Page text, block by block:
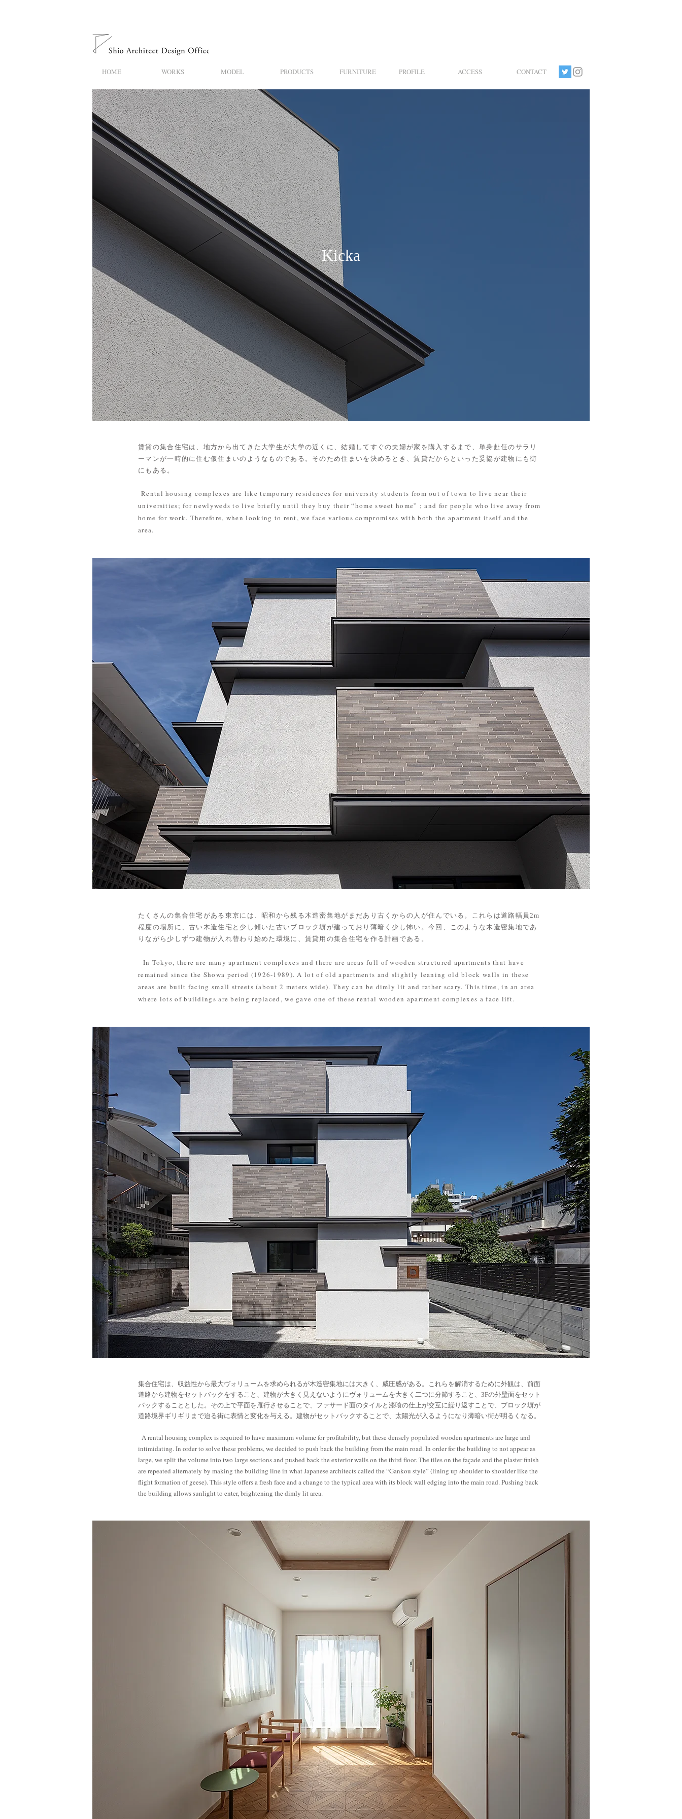
HOME WORKS MODEL PRODUCTS FURNITURE PROFILE ACCESS CONTACT
Kicka
賃貸の集合住宅は、地方から出てきた大学生が大学の近くに、結婚してすぐの夫婦が家を購入するまで、単身赴任のサラリ
ーマンが一時的に住む仮住まいのようなものである。そのため住まいを決めるとき、賃貸だからといった妥協が建物にも街
にもある。
Rental housing complexes are like temporary residences for university students from out of town to live near their
universities; for newlyweds to live briefly until they buy their “home sweet home” ; and for people who live away from
home for work. Therefore, when looking to rent, we face various compromises with both the apartment itself and the
area.
たくさんの集合住宅がある東京には、昭和から残る木造密集地がまだあり古くからの人が住んでいる。これらは道路幅員2m
程度の場所に、古い木造住宅と少し傾いた古いブロック塀が建っており薄暗く少し怖い。今回、このような木造密集地であ
りながら少しずつ建物が入れ替わり始めた環境に、賃貸用の集合住宅を作る計画である。
In Tokyo, there are many apartment complexes and there are areas full of wooden structured apartments that have
remained since the Showa period (1926-1989). A lot of old apartments and slightly leaning old block walls in these
areas are built facing small streets (about 2 meters wide). They can be dimly lit and rather scary. This time, in an area
where lots of buildings are being replaced, we gave one of these rental wooden apartment complexes a face lift.
集合住宅は、収益性から最大ヴォリュームを求められるが木造密集地には大きく、威圧感がある。これらを解消するために外観は、前面
道路から建物をセットバックをすること、建物が大きく見えないようにヴォリュームを大きく二つに分節すること、3Fの外壁面をセット
バックすることとした。その上で平面を雁行させることで、ファサード面のタイルと漆喰の仕上が交互に繰り返すことで、ブロック塀が
道路境界ギリギリまで迫る街に表情と変化を与える。建物がセットバックすることで、太陽光が入るようになり薄暗い街が明るくなる。
A rental housing complex is required to have maximum volume for profitability, but these densely populated wooden apartments are large and
intimidating. In order to solve these problems, we decided to push back the building from the main road. In order for the building to not appear as
large, we split the volume into two large sections and pushed back the exterior walls on the third floor. The tiles on the façade and the plaster finish
are repeated alternately by making the building line in what Japanese architects called the “Gankou style” (lining up shoulder to shoulder like the
flight formation of geese). This style offers a fresh face and a change to the typical area with its block wall edging into the main road. Pushing back
the building allows sunlight to enter, brightening the dimly lit area.